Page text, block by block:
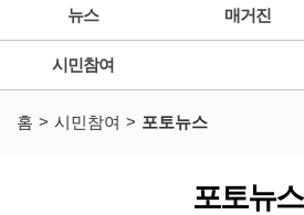
뉴스 매거진
시민참여
홈 시민참여 포토뉴스
포토뉴스